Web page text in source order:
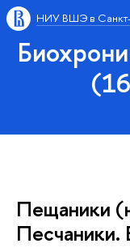
НИУ ВШЭ в
Пещаники
Песчаники.